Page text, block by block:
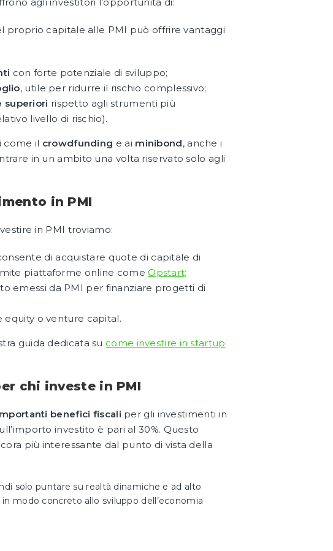
proprio capitale alle PMI può offrire vantaggi
con forte potenziale di sviluppo;
, utile per ridurre il rischio complessivo;
superiori rispetto agli strumenti più
livello di rischio).
come il crowdfunding e ai minibond, anche i
in un ambito una volta riservato solo agli
in PMI
in PMI troviamo:
di acquistare quote di capitale di
piattaforme online comeOpstart;
emessi da PMI per finanziare progetti di
equity o venture capital.
guida dedicata su come investire in startup
chi investe in PMI
benefici fiscali per gli investimenti in
investito è pari al 30%. Questo
più interessante dal punto di vista della
solo puntare su realtà dinamiche e ad alto
modo concreto allo sviluppo dell’economia